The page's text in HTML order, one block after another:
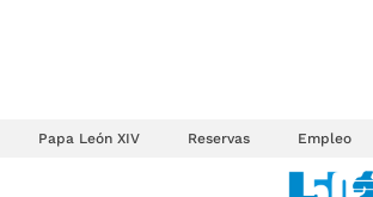
Papa León XIV Reservas Empleo